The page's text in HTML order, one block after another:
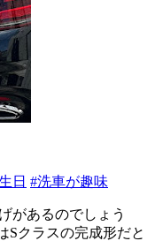
日 #洗車が趣味
があるのでしょう
Sクラスの完成形だと